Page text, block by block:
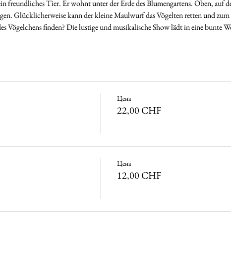
freundliches Tier. Er wohnt unter der Erde des Blumengartens. Oben, auf
Glücklicherweise kann der kleine Maulwurf das Vögelten retten und
Vögelchens finden? Die lustige und musikalische Show lädt in eine bunte
Цена
22,00 CHF
Цена
12,00 CHF